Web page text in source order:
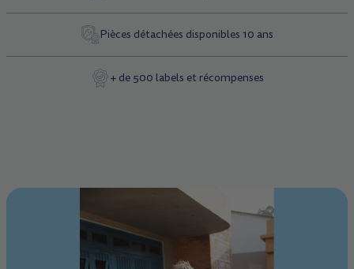
Pièces détachées disponibles 10 ans
+ de 500 labels et récompenses